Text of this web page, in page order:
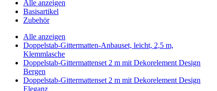
Alle anzeigen
Basisartikel
Zubehör
Alle anzeigen
Doppelstab-Gittermatten-Anbauset, leicht, 2,5 m,
Klemmlasche
Doppelstab-Gittermattenset 2 m mit Dekorelement Design
Bergen
Doppelstab-Gittermattenset 2 m mit Dekorelement Design
Eleganz